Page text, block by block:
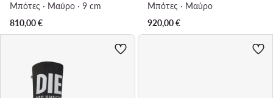
Μπότες · Μαύρο · 9 cm
810,00€
Μπότες · Μαύρο
920,00€